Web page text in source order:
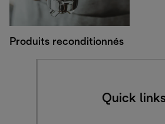
Produits reconditionnés
Quick links